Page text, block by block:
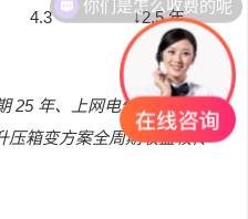
4.3 ↓2.5年
25 年、上网电价 0.85
压箱变方案全周期收益较传